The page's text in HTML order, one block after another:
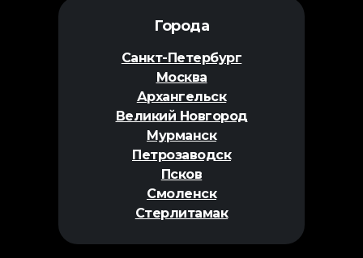
Города
Санкт-Петербург
Москва
Архангельск
Великий Новгород
Мурманск
Петрозаводск
Псков
Смоленск
Стерлитамак